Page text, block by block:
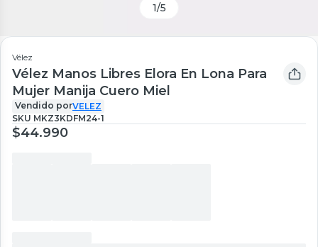
1/5
Vélez
Vélez Manos Libres Elora En Lona Para
Mujer Manija Cuero Miel
Vendido porVELEZ
SKU MKZ3KDFM24-1
$44.990